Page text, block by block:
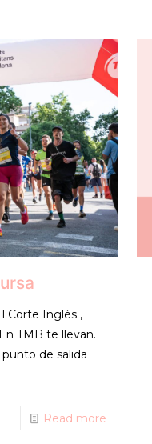
Corte Inglés ,
TMB te llevan.
de salida
Read more